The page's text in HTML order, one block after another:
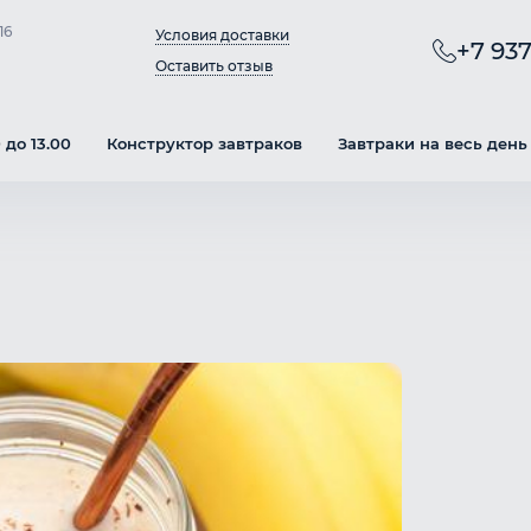
Условия доставки
Оставить отзыв
+7
до 13.00 Конструктор завтраков Завтраки на весь день